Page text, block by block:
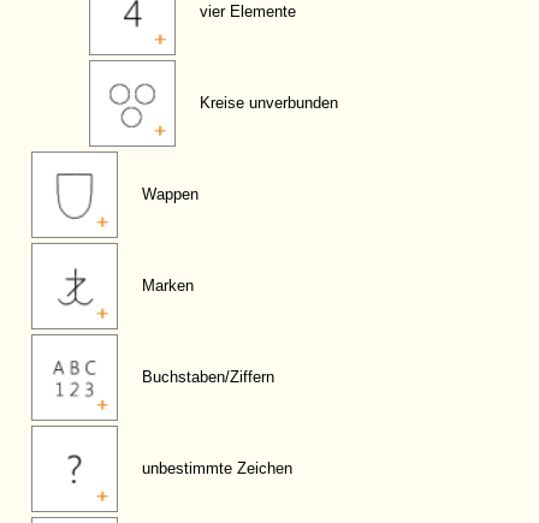
vier Elemente
Kreise unverbunden
Wappen
Marken
Buchstaben/Ziffern
unbestimmte Zeichen